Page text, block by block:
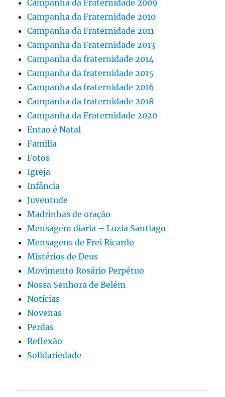
Campanha da Fraternidade 2009
Campanha da Fraternidade 2010
Campanha da Fraternidade 2011
Campanha da Fraternidade 2013
Campanha da fraternidade 2014
Campanha da fraternidade 2015
Campanha da fraternidade 2016
Campanha da fraternidade 2018
Campanha da Fraternidade 2020
Entao é Natal
Familia
Fotos
Igreja
Infância
Juventude
Madrinhas de oração
Mensagem diaria – Luzia Santiago
Mensagens de Frei Ricardo
Mistérios de Deus
Movimento Rosário Perpétuo
Nossa Senhora de Belém
Notícias
Novenas
Perdas
Reflexão
Solidariedade